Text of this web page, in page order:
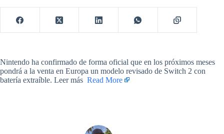
​Nintendo ha confirmado de forma oficial que en los próximos meses
pondrá a la venta en Europa un modelo revisado de Switch 2 con
batería extraíble. Leer más ​ Read More